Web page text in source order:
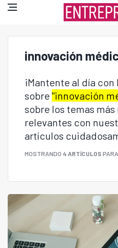
innovación
¡Mantente al día
sobre "innovación
sobre los temas
relevantes con
artículos
MOSTRANDO 4 ARTÍCULOS